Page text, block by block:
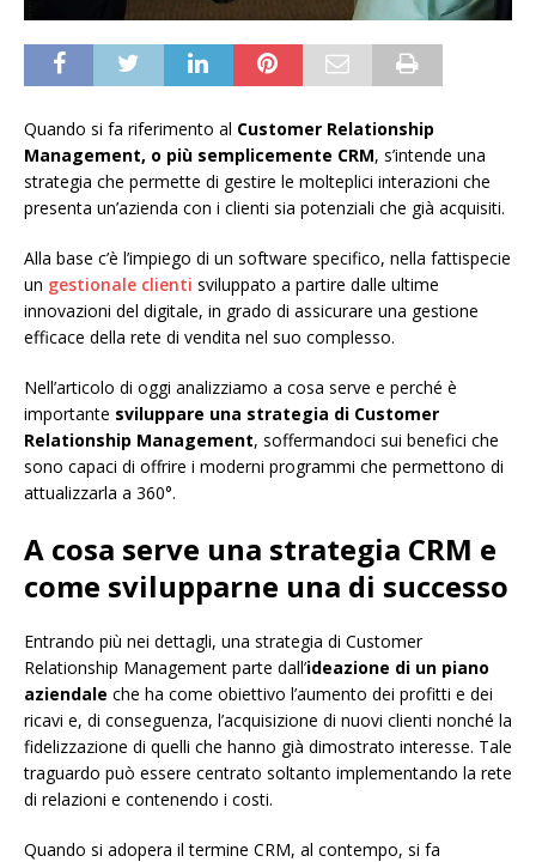
Quando si fa riferimento al Customer Relationship
Management, o più semplicemente CRM, s’intende una
strategia che permette di gestire le molteplici interazioni che
presenta un’azienda con i clienti sia potenziali che già acquisiti.
Alla base c’è l’impiego di un software specifico, nella fattispecie
un gestionale clienti sviluppato a partire dalle ultime
innovazioni del digitale, in grado di assicurare una gestione
efficace della rete di vendita nel suo complesso.
Nell’articolo di oggi analizziamo a cosa serve e perché è
importante sviluppare una strategia di Customer
Relationship Management, soffermandoci sui benefici che
sono capaci di offrire i moderni programmi che permettono di
attualizzarla a 360°.
A cosa serve una strategia CRM e
come svilupparne una di successo
Entrando più nei dettagli, una strategia di Customer
Relationship Management parte dall’ideazione di un piano
aziendale che ha come obiettivo l’aumento dei profitti e dei
ricavi e, di conseguenza, l’acquisizione di nuovi clienti nonché la
fidelizzazione di quelli che hanno già dimostrato interesse. Tale
traguardo può essere centrato soltanto implementando la rete
di relazioni e contenendo i costi.
Quando si adopera il termine CRM, al contempo, si fa